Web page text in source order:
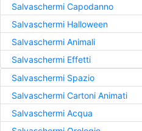
Salvaschermi Capodanno
Salvaschermi Halloween
Salvaschermi Animali
Salvaschermi Effetti
Salvaschermi Spazio
Salvaschermi Cartoni Animati
Salvaschermi Acqua